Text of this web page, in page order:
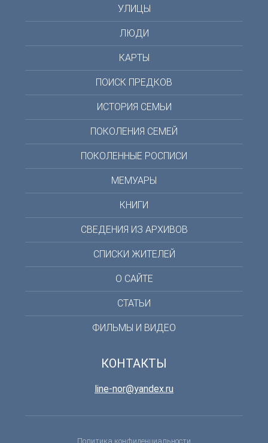
УЛИЦЫ
ЛЮДИ
КАРТЫ
ПОИСК ПРЕДКОВ
ИСТОРИЯ СЕМЬИ
ПОКОЛЕНИЯ СЕМЕЙ
ПОКОЛЕННЫЕ РОСПИСИ
МЕМУАРЫ
КНИГИ
СВЕДЕНИЯ ИЗ АРХИВОВ
СПИСКИ ЖИТЕЛЕЙ
О САЙТЕ
СТАТЬИ
ФИЛЬМЫ И ВИДЕО
КОНТАКТЫ
line-nor@yandex.ru
Политика конфиденциальности